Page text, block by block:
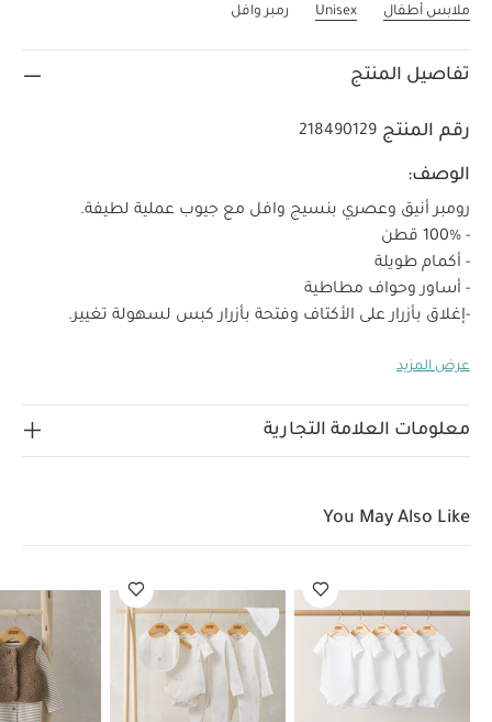
ملابس أطفال Unisex رمبر وافل
تفاصيل المنتج
رقم المنتج 218490129
الوصف:
رومبر أنيق وعصري بنسيج وافل مع جيوب عملية لطيفة.
- 100% قطن
- أكمام طويلة
- أساور وحواف مطاطية
-إغلاق بأزرار على الأكتاف وفتحة بأزرار كبس لسهولة تغيير.
" قماش ناعم بملمس وافل
حواف: 97% قطن 3% إيلاستين"
كي على درجة حرارة منخفضة"
قصيرة قماش عضوي بلون أبيض - 5 قطع
طقم بيجامة، بودي سوت
ومريلة سيليستيال لحديثي الولادة، 5 قطع
طقم فيست ناعم ولباس الكل
في واحد - بيج رومبر جاكار بتصميم ملفوف مزين بسحب
طقم منسوج
بلون رمادي، قطعتين
عرض المزيد
معلومات العلامة التجارية
You May Also Like